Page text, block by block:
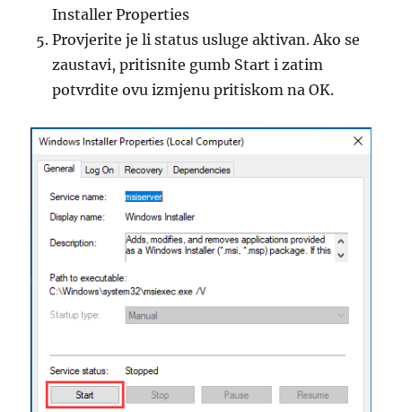
Installer Properties
Provjerite je li status usluge aktivan. Ako se
zaustavi, pritisnite gumb Start i zatim
potvrdite ovu izmjenu pritiskom na OK.